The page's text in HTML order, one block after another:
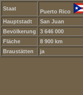
Staat
Puerto Rico
Hauptstadt
San Juan
Bevölkerung
3 646 000
Fläche
8 900 km
Braustätten
ja